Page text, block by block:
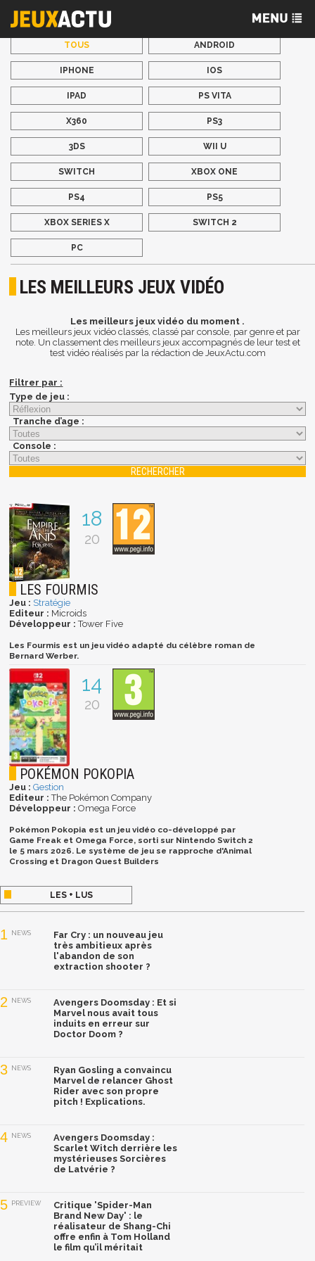
TOUS ANDROID
IPHONE IOS
IPAD PS VITA
X360 PS3
3DS WII U
SWITCH XBOX ONE
PS4 PS5
XBOX SERIES X SWITCH 2
PC
LES MEILLEURS JEUX VIDÉO
Les meilleurs jeux vidéo du moment .
Les meilleurs jeux vidéo classés, classé par console, par genre et par
note. Un classement des meilleurs jeux accompagnés de leur test et
test vidéo réalisés par la rédaction de JeuxActu.com
Filtrer par :
Type de jeu :
Tranche d’age :
Console :
18
20
LES FOURMIS
Jeu : Stratégie
Editeur : Microids
Développeur : Tower Five
Les Fourmis est un jeu vidéo adapté du célèbre roman de
Bernard Werber.
14
20
POKÉMON POKOPIA
Jeu : Gestion
Editeur : The Pokémon Company
Développeur : Omega Force
Pokémon Pokopia est un jeu vidéo co-développé par
Game Freak et Omega Force, sorti sur Nintendo Switch 2
le 5 mars 2026. Le système de jeu se rapproche d'Animal
Crossing et Dragon Quest Builders
LES + LUS
1 NEWS
Far Cry : un nouveau jeu
très ambitieux après
l'abandon de son
extraction shooter ?
2 NEWS
Avengers Doomsday : Et si
Marvel nous avait tous
induits en erreur sur
Doctor Doom ?
3 NEWS
Ryan Gosling a convaincu
Marvel de relancer Ghost
Rider avec son propre
pitch ! Explications.
4 NEWS
Avengers Doomsday :
Scarlet Witch derrière les
mystérieuses Sorcières
de Latvérie ?
5 PREVIEW
Critique 'Spider-Man
Brand New Day' : le
réalisateur de Shang-Chi
offre enfin à Tom Holland
le film qu’il méritait